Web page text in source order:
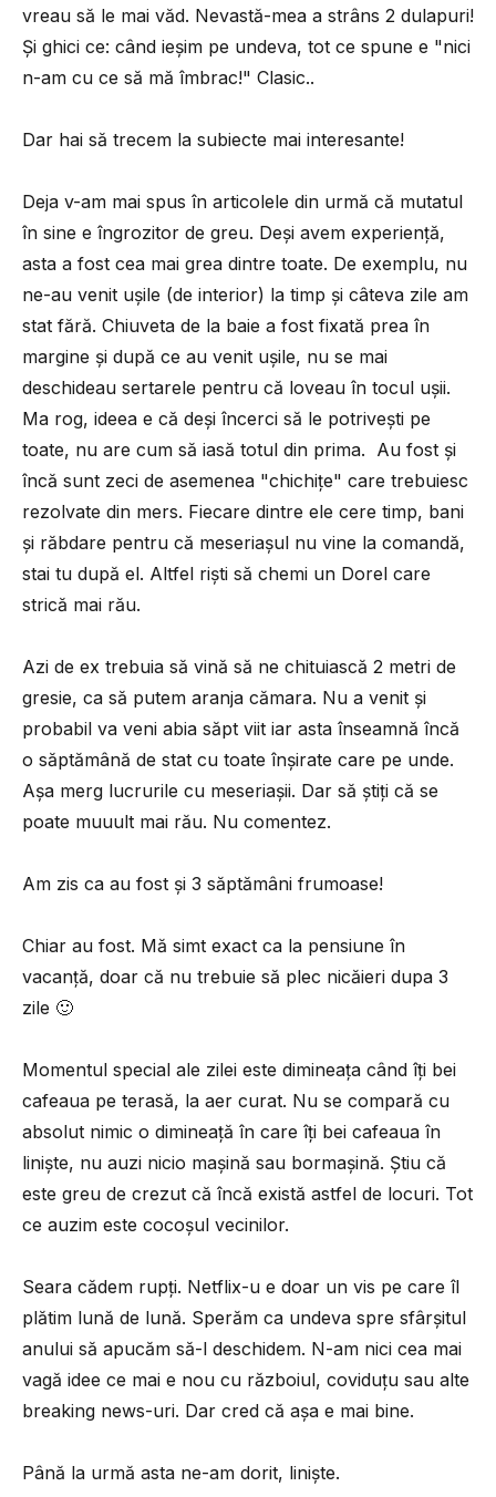
vreau să le mai văd. Nevastă-mea a strâns 2 dulapuri!
Și ghici ce: când ieșim pe undeva, tot ce spune e "nici
n-am cu ce să mă îmbrac!" Clasic..
Dar hai să trecem la subiecte mai interesante!
Deja v-am mai spus în articolele din urmă că mutatul
în sine e îngrozitor de greu. Deși avem experiență,
asta a fost cea mai grea dintre toate. De exemplu, nu
ne-au venit ușile (de interior) la timp și câteva zile am
stat fără. Chiuveta de la baie a fost fixată prea în
margine și după ce au venit ușile, nu se mai
deschideau sertarele pentru că loveau în tocul ușii.
Ma rog, ideea e că deși încerci să le potrivești pe
toate, nu are cum să iasă totul din prima. Au fost și
încă sunt zeci de asemenea "chichițe" care trebuiesc
rezolvate din mers. Fiecare dintre ele cere timp, bani
și răbdare pentru că meseriașul nu vine la comandă,
stai tu după el. Altfel riști să chemi un Dorel care
strică mai rău.
Azi de ex trebuia să vină să ne chituiască 2 metri de
gresie, ca să putem aranja cămara. Nu a venit și
probabil va veni abia săpt viit iar asta înseamnă încă
o săptămână de stat cu toate înșirate care pe unde.
Așa merg lucrurile cu meseriașii. Dar să știți că se
poate muuult mai rău. Nu comentez.
Am zis ca au fost și 3 săptămâni frumoase!
Chiar au fost. Mă simt exact ca la pensiune în
vacanță, doar că nu trebuie să plec nicăieri dupa 3
zile 🙂
Momentul special ale zilei este dimineața când îți bei
cafeaua pe terasă, la aer curat. Nu se compară cu
absolut nimic o dimineață în care îți bei cafeaua în
liniște, nu auzi nicio mașină sau bormașină. Știu că
este greu de crezut că încă există astfel de locuri. Tot
ce auzim este cocoșul vecinilor.
Seara cădem rupți. Netflix-u e doar un vis pe care îl
plătim lună de lună. Sperăm ca undeva spre sfârșitul
anului să apucăm să-l deschidem. N-am nici cea mai
vagă idee ce mai e nou cu războiul, coviduțu sau alte
breaking news-uri. Dar cred că așa e mai bine.
Până la urmă asta ne-am dorit, liniște.